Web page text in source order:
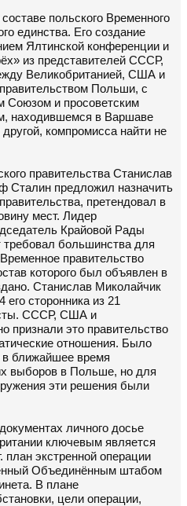
польского Временного
единства. Его создание
Ялтинской конференции и
из представителей СССР,
Великобританией, США и
Польши, с
Союзом и просоветским
находившемся в Варшаве
компромисса найти не
правительства Станислав
Сталин предложил назначить
претендовал в
мест. Лидер
Крайовой Рады
большинства для
правительство
которого был объявлен в
Станислав Миколайчик
его сторонника из 21
СССР, США и
признали это правительство
отношения. Было
в ближайшее время
выборов в Польше, но для
эти решения были
личного досье
ключевым является
план экстренной операции
Объединённым штабом
В плане
цели операции,